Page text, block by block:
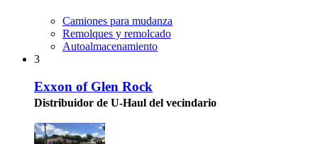
Camiones para mudanza
Remolques y remolcado
Autoalmacenamiento
3
Exxon of Glen Rock
Distribuidor de U-Haul del vecindario